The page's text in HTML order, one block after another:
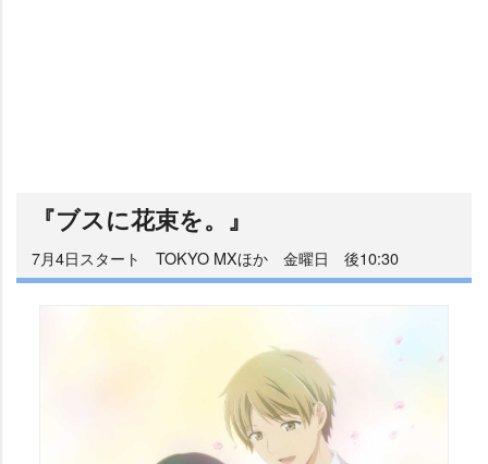
『ブスに花束を。』
7月4日スタート TOKYO MXほか 金曜日 後10:30